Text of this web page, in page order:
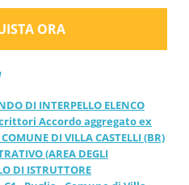
(AREA
EX
CAT. C1 -
ORA
DI INTERPELLO ELENCO
Accordo aggregato ex
DI VILLA CASTELLI (BR)
(AREA DEGLI
DI ISTRUTTORE